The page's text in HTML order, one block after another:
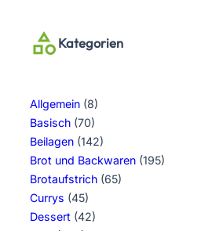
Kategorien
Allgemein (8)
Basisch (70)
Beilagen (142)
Brot und Backwaren (195)
Brotaufstrich (65)
Currys (45)
Dessert (42)